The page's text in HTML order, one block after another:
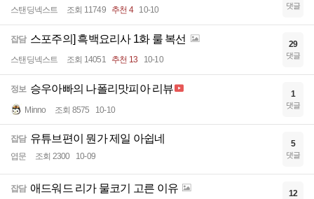
스탠딩넥스트 조회 11749 추천 4 10-10 댓글
잡담 스포주의] 흑백요리사 1화 룰 복선
스탠딩넥스트 조회 14051 추천 13 10-10
29
댓글
정보 승우아빠의 나폴리맛피아 리뷰
Minno 조회 8575 10-10
1
댓글
잡담 유튜브편이 뭔가 제일 아쉽네
엽문 조회 2300 10-09
5
댓글
잡담 애드워드 리가 물코기 고른 이유 12